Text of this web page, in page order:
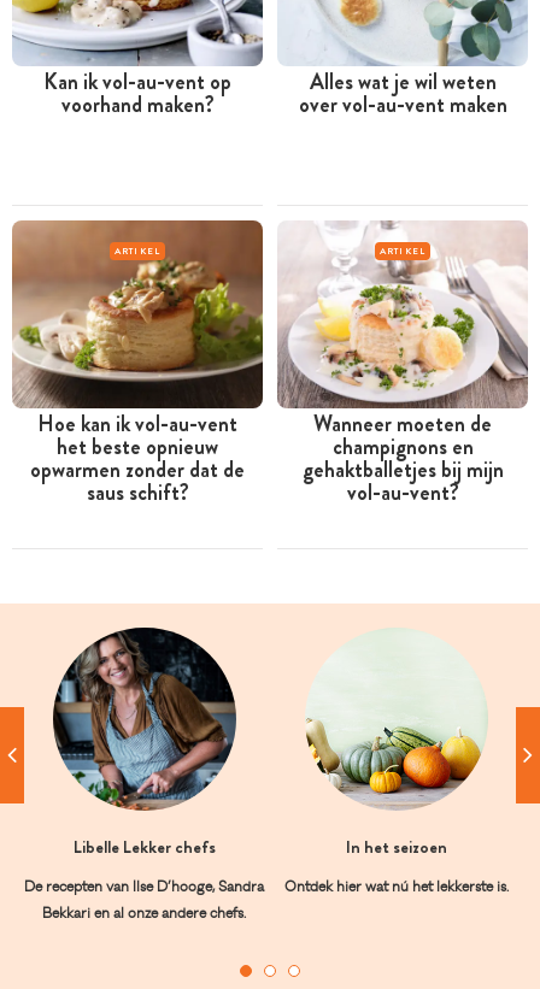
Kan ik vol-au-vent op
voorhand maken?
Alles wat je wil weten
over vol-au-vent maken
ARTIKEL
Hoe kan ik vol-au-vent
het beste opnieuw
opwarmen zonder dat de
saus schift?
ARTIKEL
Wanneer moeten de
champignons en
gehaktballetjes bij mijn
vol-au-vent?
Libelle Lekker chefs
De recepten van Ilse D’hooge, Sandra
Bekkari en al onze andere chefs.
In het seizoen
Ontdek hier wat nú het lekkerste is.